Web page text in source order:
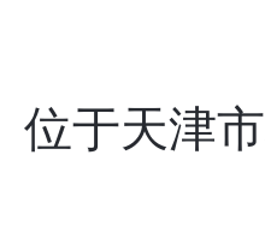
位于天津